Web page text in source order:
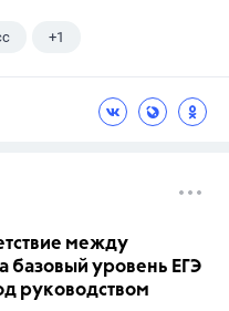
+1
между
базовый уровень ЕГЭ
руководством